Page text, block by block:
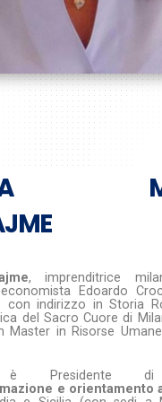
, imprenditrice
Edoardo
con indirizzo in Storia
del Sacro Cuore di
Master in Risorse
è Presidente
e orientamento